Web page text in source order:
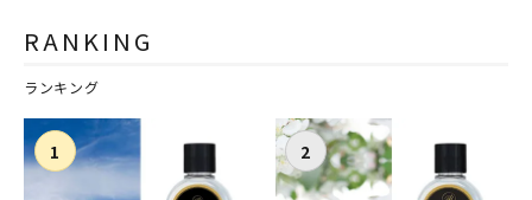
RANKING
ランキング